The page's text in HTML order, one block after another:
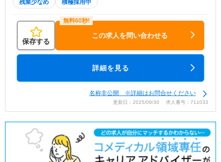
残業少なめ 積極採用中
保存する
この求人を問い合わせる
詳細を見る
名称非公開 ※詳細はお問合せください
更新日：2025/09/30 求人番号：711033